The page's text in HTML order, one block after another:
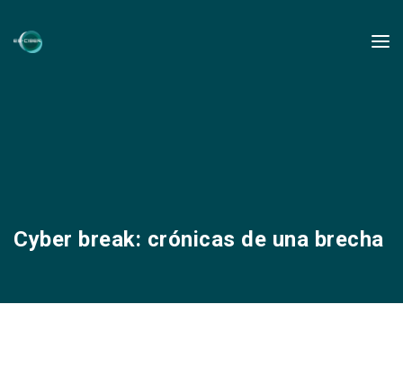
Cyber break: crónicas de una brecha